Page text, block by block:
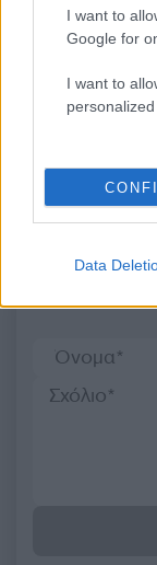
I want to
Google for
I want to
personalized
Data
συμμετοχή
της Μαρφίν -